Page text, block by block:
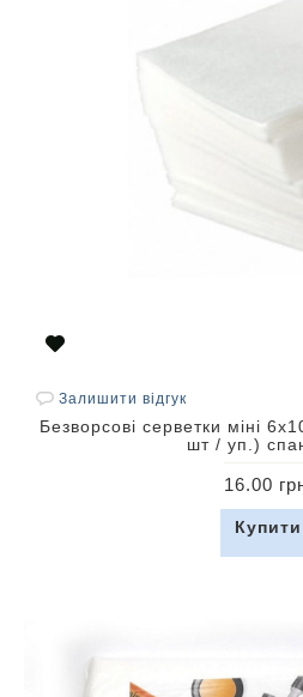
Залишити відгук
Безворсові серветки міні
шт / уп.)
16.00
Купити